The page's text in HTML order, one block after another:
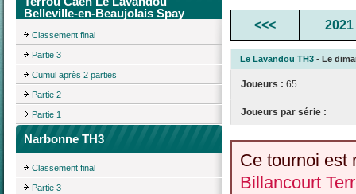
Belleville-en-Beaujolais Spay
Classement final
Partie 3
Cumul après 2 parties
Partie 2
Partie 1
Narbonne TH3
Classement final
Partie 3
<<< 2021
Le Lavandou TH3 - Le
Joueurs : 65
Joueurs par série :
Ce tournoi est
Billancourt